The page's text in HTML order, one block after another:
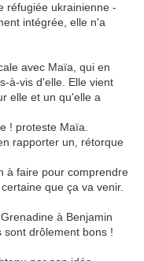
réfugiée ukrainienne -
intégrée, elle n'a
avec Maïa, qui en
à-vis d'elle. Elle vient
elle et un qu'elle a
! proteste Maïa.
rapporter un, rétorque
à faire pour comprendre
que ça va venir.
à Benjamin
sont drôlement bons !